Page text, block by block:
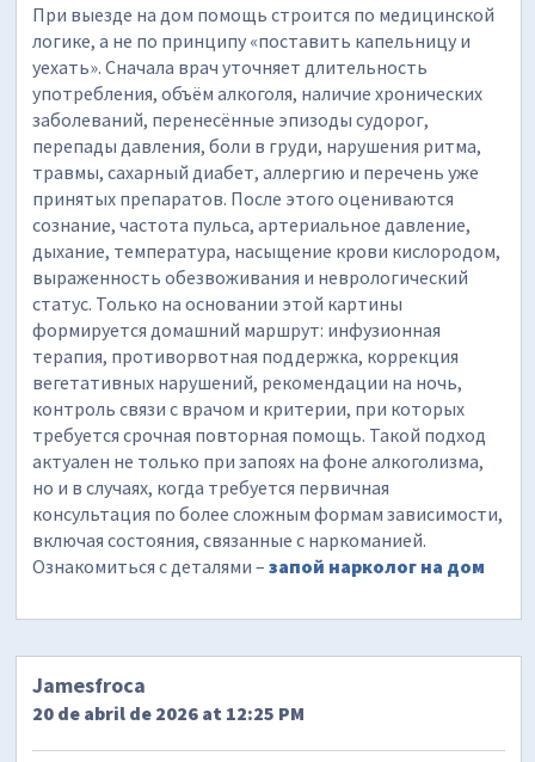
При выезде на дом помощь строится по медицинской
логике, а не по принципу «поставить капельницу и
уехать». Сначала врач уточняет длительность
употребления, объём алкоголя, наличие хронических
заболеваний, перенесённые эпизоды судорог,
перепады давления, боли в груди, нарушения ритма,
травмы, сахарный диабет, аллергию и перечень уже
принятых препаратов. После этого оцениваются
сознание, частота пульса, артериальное давление,
дыхание, температура, насыщение крови кислородом,
выраженность обезвоживания и неврологический
статус. Только на основании этой картины
формируется домашний маршрут: инфузионная
терапия, противорвотная поддержка, коррекция
вегетативных нарушений, рекомендации на ночь,
контроль связи с врачом и критерии, при которых
требуется срочная повторная помощь. Такой подход
актуален не только при запоях на фоне алкоголизма,
но и в случаях, когда требуется первичная
консультация по более сложным формам зависимости,
включая состояния, связанные с наркоманией.
Ознакомиться с деталями –запой нарколог на дом
Jamesfroca
20 de abril de 2026 at 12:25 PM